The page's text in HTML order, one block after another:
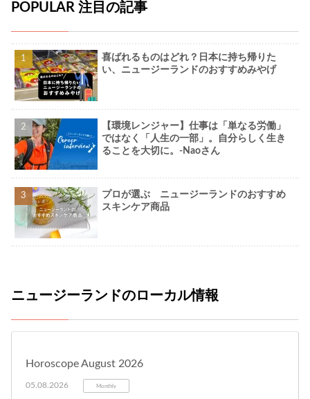
POPULAR 注目の記事
喜ばれるものはどれ？日本に持ち帰りた
い、ニュージーランドのおすすめみやげ
【環境レンジャー】仕事は「単なる労働」
ではなく「人生の一部」。自分らしく生き
ることを大切に。-Naoさん
プロが選ぶ ニュージーランドのおすすめ
スキンケア商品
ニュージーランドのローカル情報
Horoscope August 2026
05.08.2026 Monthly